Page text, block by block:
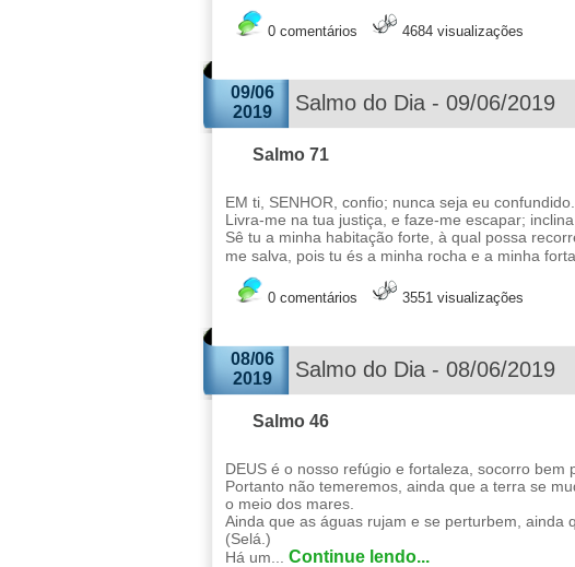
0 comentários 4684 visualizações
09/06
2019
Salmo do Dia - 09/06/2019
Salmo 71
EM ti, SENHOR, confio; nunca seja eu confundido.
Livra-me na tua justiça, e faze-me escapar;
Sê tu a minha habitação forte, à qual possa
me salva, pois tu és a minha rocha e a minha
0 comentários 3551 visualizações
08/06
2019
Salmo do Dia - 08/06/2019
Salmo 46
DEUS é o nosso refúgio e fortaleza, socorro bem
Portanto não temeremos, ainda que a terra se
o meio dos mares.
Ainda que as águas rujam e se perturbem, ainda
(Selá.)
Há um... Continue lendo...